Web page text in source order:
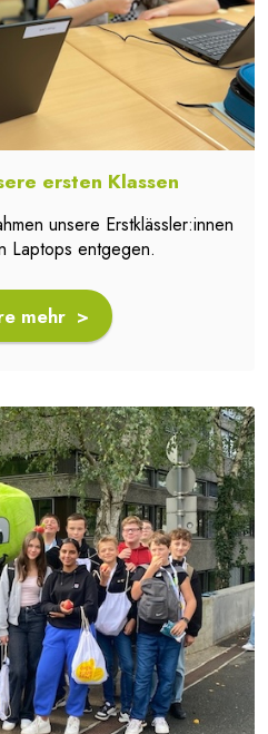
ersten Klassen
unsere Erstklässler:innen
Laptops entgegen.
mehr >